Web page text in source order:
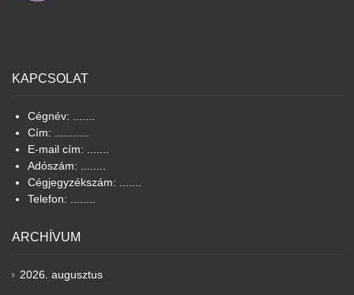
KAPCSOLAT
Cégnév: .......
Cím: ...........
E-mail cím: .......
Adószám: ........
Cégjegyzékszám: .......
Telefon: ........
ARCHÍVUM
2026. augusztus